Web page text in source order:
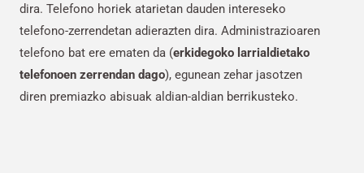
dira. Telefono horiek atarietan dauden intereseko
telefono-zerrendetan adierazten dira. Administrazioaren
telefono bat ere ematen da (erkidegoko larrialdietako
telefonoen zerrendan dago), egunean zehar jasotzen
diren premiazko abisuak aldian-aldian berrikusteko.